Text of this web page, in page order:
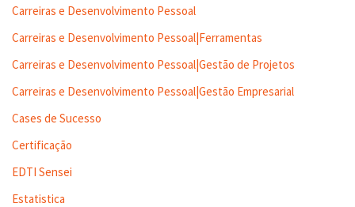
Carreiras e Desenvolvimento Pessoal
Carreiras e Desenvolvimento Pessoal|Ferramentas
Carreiras e Desenvolvimento Pessoal|Gestão de Projetos
Carreiras e Desenvolvimento Pessoal|Gestão Empresarial
Cases de Sucesso
Certificação
EDTI Sensei
Estatistica